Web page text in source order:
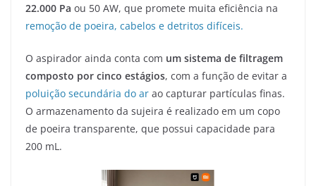
22.000 Pa ou 50 AW, que promete muita eficiência na
remoção de poeira, cabelos e detritos difíceis.
O aspirador ainda conta com um sistema de filtragem
composto por cinco estágios, com a função de evitar a
poluição secundária do ar ao capturar partículas finas.
O armazenamento da sujeira é realizado em um copo
de poeira transparente, que possui capacidade para
200 mL.